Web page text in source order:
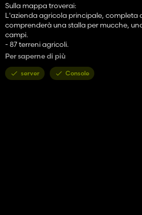
Sulla mappa troverai:
L'azienda agricola principale, completa
comprenderà una stalla per mucche,
campi.
- 87 terreni agricoli.
- 79 campi, da piccoli a grandi. 5 campi in
- Presenta la mappa standard BGA.
- Traffico
Per saperne di più
server Console